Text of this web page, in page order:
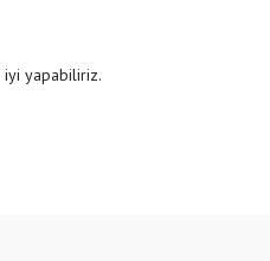
iyi yapabiliriz.